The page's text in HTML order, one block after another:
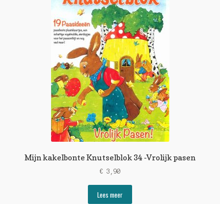
Mijn kakelbonte Knutselblok 34 -Vrolijk pasen
€ 3,90
Lees meer